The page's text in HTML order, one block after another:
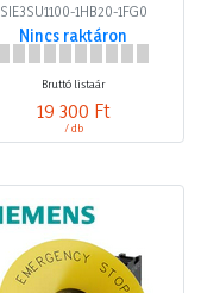
SIE3SU1100-1HB20-1FG0
Nincs raktáron
Bruttó listaár
19 300 Ft
/ db